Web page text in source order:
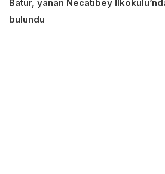
Batur, yanan Necatibey
bulundu